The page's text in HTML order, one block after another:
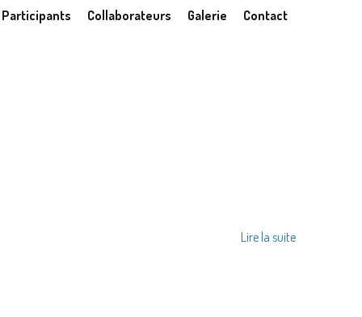
Participants Collaborateurs Galerie Contact
Lire la suite